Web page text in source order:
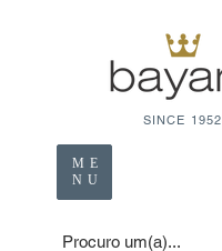
ME
NU
SINCE 1952